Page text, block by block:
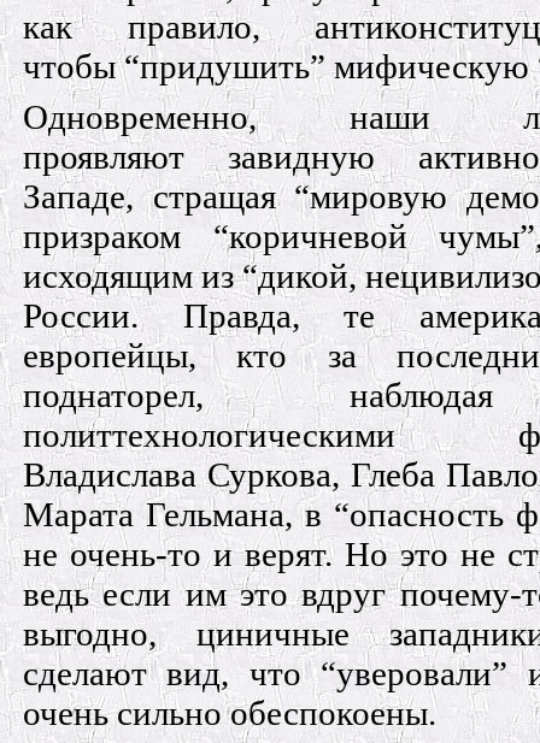
как правило,
чтобы “придушить” мифическую
Одновременно, наши
проявляют завидную
Западе, стращая “мировую
призраком “коричневой
исходящим из “дикой,
России. Правда, те
европейцы, кто за
поднаторел,
политтехнологическими
Владислава Суркова, Глеба
Марата Гельмана, в “опасность
не очень-то и верят. Но это не
ведь если им это вдруг почему-
выгодно, циничные
сделают вид, что “уверовали”
очень сильно обеспокоены.